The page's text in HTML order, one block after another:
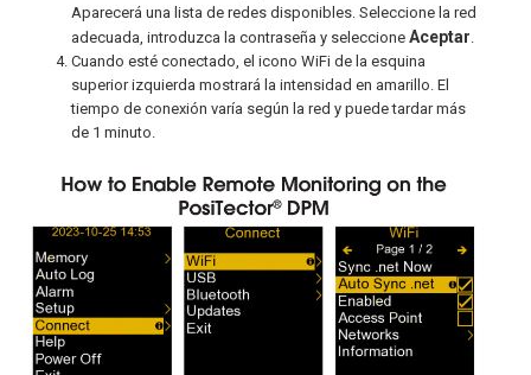
Aparecerá una lista de redes disponibles. Seleccione la red
adecuada, introduzca la contraseña y seleccione Aceptar.
Cuando esté conectado, el icono WiFi de la esquina
superior izquierda mostrará la intensidad en amarillo. El
tiempo de conexión varía según la red y puede tardar más
de 1 minuto.